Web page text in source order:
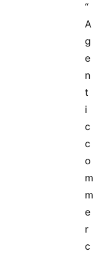
“
A
g
e
n
t
i
c
c
o
m
m
e
r
c